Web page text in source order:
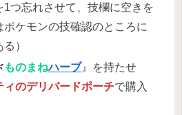
1つ忘れさせて、技欄に空きを
ケモンの技確認のところに
）
ものまねハーブ』を持たせ
ィのデリバードポーチで購入